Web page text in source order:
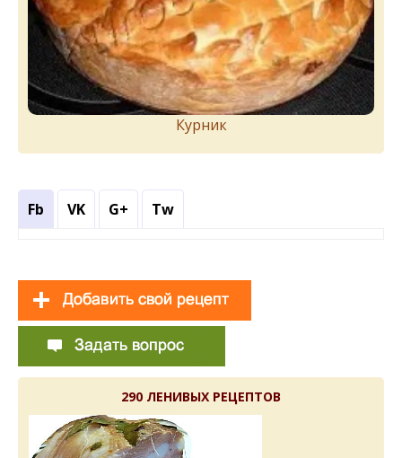
Курник
Fb VK G+ Tw
290 ЛЕНИВЫХ РЕЦЕПТОВ